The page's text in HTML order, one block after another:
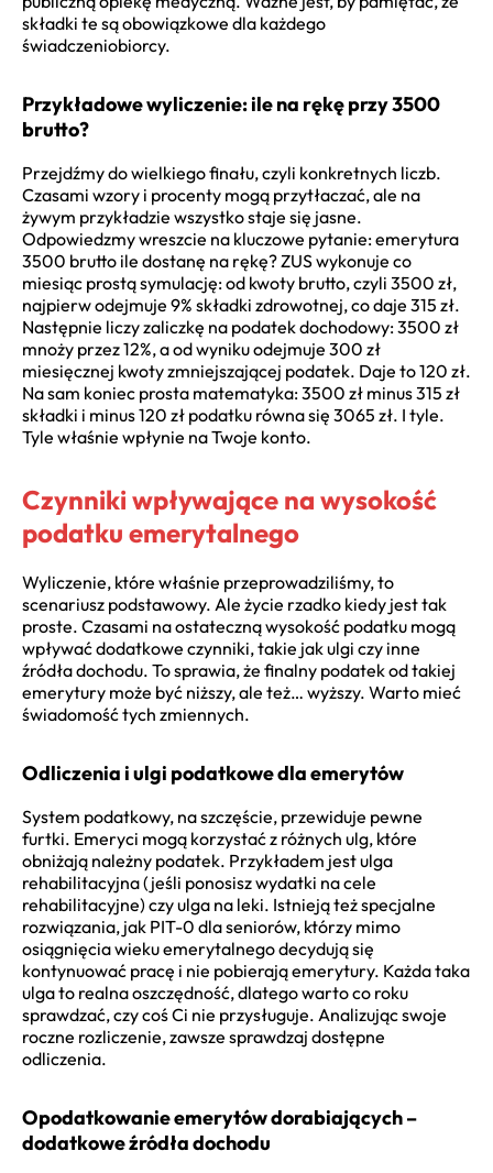
składki te są obowiązkowe dla każdego
świadczeniobiorcy.
Przykładowe wyliczenie: ile na rękę przy 3500
brutto?
Przejdźmy do wielkiego finału, czyli konkretnych liczb.
Czasami wzory i procenty mogą przytłaczać, ale na
żywym przykładzie wszystko staje się jasne.
Odpowiedzmy wreszcie na kluczowe pytanie: emerytura
3500 brutto ile dostanę na rękę? ZUS wykonuje co
miesiąc prostą symulację: od kwoty brutto, czyli 3500 zł,
najpierw odejmuje 9% składki zdrowotnej, co daje 315 zł.
Następnie liczy zaliczkę na podatek dochodowy: 3500 zł
mnoży przez 12%, a od wyniku odejmuje 300 zł
miesięcznej kwoty zmniejszającej podatek. Daje to 120 zł.
Na sam koniec prosta matematyka: 3500 zł minus 315 zł
składki i minus 120 zł podatku równa się 3065 zł. I tyle.
Tyle właśnie wpłynie na Twoje konto.
Czynniki wpływające na wysokość
podatku emerytalnego
Wyliczenie, które właśnie przeprowadziliśmy, to
scenariusz podstawowy. Ale życie rzadko kiedy jest tak
proste. Czasami na ostateczną wysokość podatku mogą
wpływać dodatkowe czynniki, takie jak ulgi czy inne
źródła dochodu. To sprawia, że finalny podatek od takiej
emerytury może być niższy, ale też… wyższy. Warto mieć
świadomość tych zmiennych.
Odliczenia i ulgi podatkowe dla emerytów
System podatkowy, na szczęście, przewiduje pewne
furtki. Emeryci mogą korzystać z różnych ulg, które
obniżają należny podatek. Przykładem jest ulga
rehabilitacyjna (jeśli ponosisz wydatki na cele
rehabilitacyjne) czy ulga na leki. Istnieją też specjalne
rozwiązania, jak PIT-0 dla seniorów, którzy mimo
osiągnięcia wieku emerytalnego decydują się
kontynuować pracę i nie pobierają emerytury. Każda taka
ulga to realna oszczędność, dlatego warto co roku
sprawdzać, czy coś Ci nie przysługuje. Analizując swoje
roczne rozliczenie, zawsze sprawdzaj dostępne
odliczenia.
Opodatkowanie emerytów dorabiających –
dodatkowe źródła dochodu